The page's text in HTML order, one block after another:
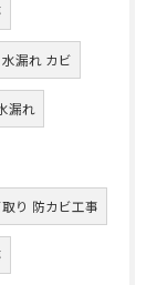
水漏れ カビ
漏れ
り 防カビ工事